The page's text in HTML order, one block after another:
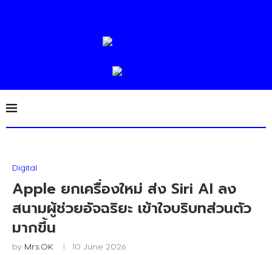
Digital
Apple ยกเครื่องใหม่ ส่ง Siri AI ลง
สนามผู้ช่วยอัจฉริยะ เข้าใจบริบทส่วนตัว
มากขึ้น
by Mrs.OK 10 June 2026